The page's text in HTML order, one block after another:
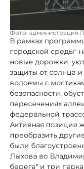
Фото: администрация
В рамках
городской среды"
новые дорожки,
защиты от солнца
водоемы с
безопасности,
пересечениях
федеральной
Активная позиция
преобразить
были
Лыхова во
берега" и три